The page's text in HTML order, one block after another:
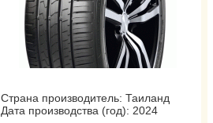
Страна производитель: Таиланд
Дата производства (год): 2024